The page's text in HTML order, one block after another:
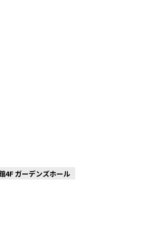
4F ガーデンズホール